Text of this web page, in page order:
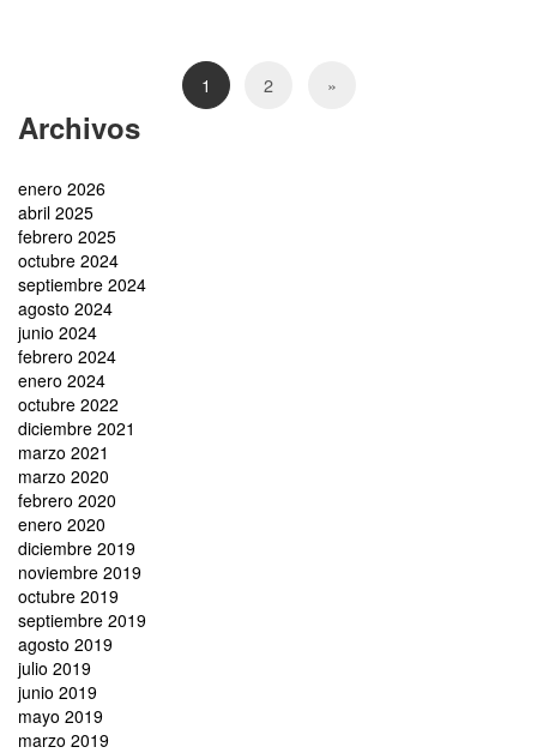
1 2 »
Archivos
enero 2026
abril 2025
febrero 2025
octubre 2024
septiembre 2024
agosto 2024
junio 2024
febrero 2024
enero 2024
octubre 2022
diciembre 2021
marzo 2021
marzo 2020
febrero 2020
enero 2020
diciembre 2019
noviembre 2019
octubre 2019
septiembre 2019
agosto 2019
julio 2019
junio 2019
mayo 2019
marzo 2019